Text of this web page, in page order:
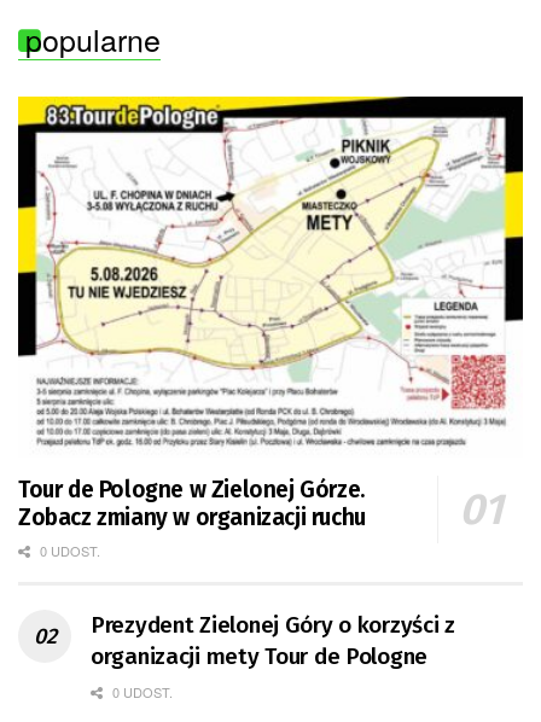
popularne
Tour de Pologne w Zielonej Górze.
Zobacz zmiany w organizacji ruchu
0 UDOST.
Prezydent Zielonej Góry o korzyści z
organizacji mety Tour de Pologne
0 UDOST.